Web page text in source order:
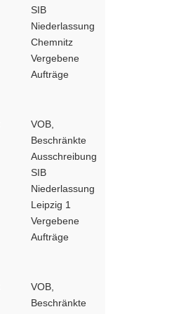
SIB
Niederlassung
Chemnitz
Vergebene
Aufträge
VOB,
Beschränkte
Ausschreibung
SIB
Niederlassung
Leipzig 1
Vergebene
Aufträge
VOB,
Beschränkte